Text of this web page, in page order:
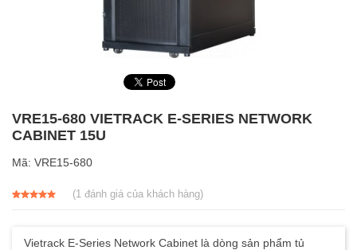
VRE15-680 VIETRACK E-SERIES NETWORK
CABINET 15U
Mã: VRE15-680
(1đánh giá của khách hàng)
Vietrack E-Series Network Cabinet là dòng sản phẩm tủ